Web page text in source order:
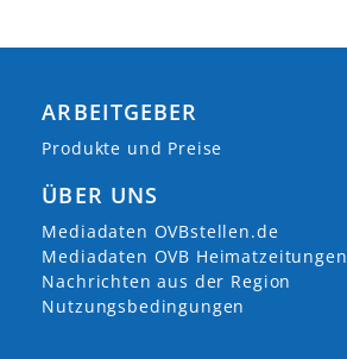
ARBEITGEBER
Produkte und Preise
ÜBER UNS
Mediadaten OVBstellen.de
Mediadaten OVB Heimatzeitungen
Nachrichten aus der Region
Nutzungsbedingungen